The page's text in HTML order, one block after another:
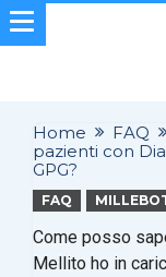
Home FAQ
pazienti con
GPG?
FAQ
Come posso
Mellito ho in